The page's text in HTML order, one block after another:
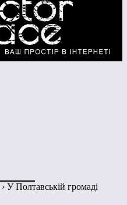
› У Полтавській громаді